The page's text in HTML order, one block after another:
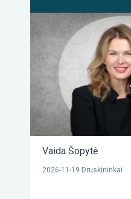
Vaida Šopytė
2026-11-19 Druskininkai